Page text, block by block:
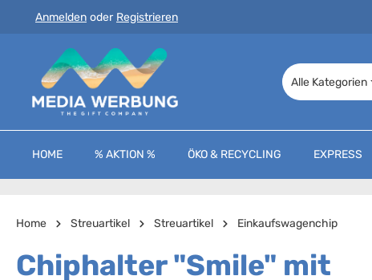
Hauptinhalt springen
Zur Suche springen
Zur Hauptnavigation springen
Anmelden oder Registrieren
Alle Kategorien
HOME % AKTION % ÖKO & RECYCLING EXPRESS
Home Streuartikel Streuartikel Einkaufswagenchip
Chiphalter "Smile" mit